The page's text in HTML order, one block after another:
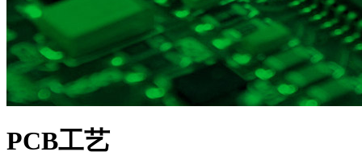
PCB工艺